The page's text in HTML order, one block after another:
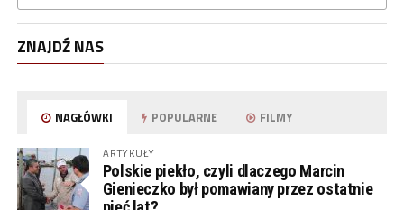
ZNAJDŹ NAS
NAGŁÓWKI POPULARNE FILMY
ARTYKUŁY
Polskie piekło, czyli dlaczego Marcin
Gienieczko był pomawiany przez ostatnie